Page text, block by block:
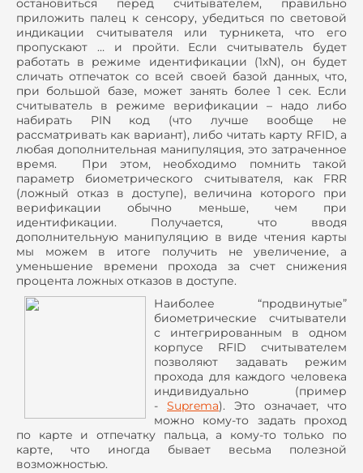
остановиться перед считывателем, правильно
приложить палец к сенсору, убедиться по световой
индикации считывателя или турникета, что его
пропускают … и пройти. Если считыватель будет
работать в режиме идентификации (1хN), он будет
сличать отпечаток со всей своей базой данных, что,
при большой базе, может занять более 1 сек. Если
считыватель в режиме верификации – надо либо
набирать PIN
код (что лучше вообще не
рассматривать как вариант), либо читать карту RFID, а
любая дополнительная манипуляция, это затраченное
время. При этом, необходимо помнить такой
параметр биометрического считывателя, как FRR
(ложный отказ в доступе), величина которого при
верификации обычно меньше, чем при
идентификации. Получается, что вводя
дополнительную манипуляцию в виде чтения карты
мы можем в итоге получить не увеличение, а
уменьшение времени прохода за счет снижения
процента ложных отказов в доступе.
Наиболее “продвинутые”
биометрические считыватели
с интегрированным в одном
корпусе RFID
считывателем
позволяют задавать режим
прохода для каждого человека
индивидуально (пример
- Suprema). Это означает, что
можно кому-то задать проход
по карте и отпечатку пальца, а кому-то только по
карте, что иногда бывает весьма полезной
возможностью.